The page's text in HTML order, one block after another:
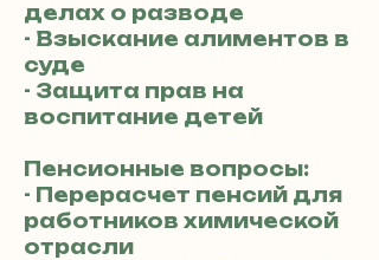
делах о разводе
- Взыскание алиментов в
суде
- Защита прав на
воспитание детей
Пенсионные вопросы:
- Перерасчет пенсий для
работников химической
отрасли